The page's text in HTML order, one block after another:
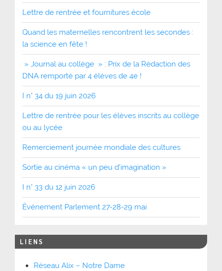
Lettre de rentrée et fournitures école
Quand les maternelles rencontrent les secondes :
la science en fête !
» Journal au collège » : Prix de la Rédaction des
DNA remporté par 4 élèves de 4e !
I n° 34 du 19 juin 2026
Lettre de rentrée pour les élèves inscrits au collège
ou au lycée
Remerciement journée mondiale des cultures
Sortie au cinéma « un peu d’imagination »
I n° 33 du 12 juin 2026
Événement Parlement 27-28-29 mai
LIENS
Réseau Alix – Notre Dame